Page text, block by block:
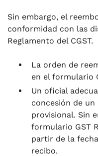
Sin embargo, el
conformidad con las
Reglamento del CGST.
La orden de
en el formulario
Un oficial
concesión de
provisional. Sin
formulario GST
partir de la
recibo.